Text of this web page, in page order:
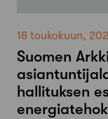
18 toukokuun,
Suomen
hallituksen